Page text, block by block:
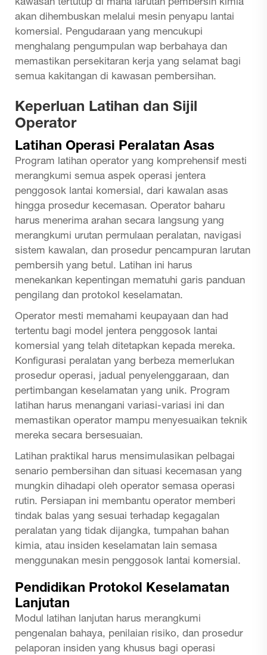
kawasan tertutup di mana larutan pembersih kimia
akan dihembuskan melalui mesin penyapu lantai
komersial. Pengudaraan yang mencukupi
menghalang pengumpulan wap berbahaya dan
memastikan persekitaran kerja yang selamat bagi
semua kakitangan di kawasan pembersihan.
Keperluan Latihan dan Sijil
Operator
Latihan Operasi Peralatan Asas
Program latihan operator yang komprehensif mesti
merangkumi semua aspek operasi jentera
penggosok lantai komersial, dari kawalan asas
hingga prosedur kecemasan. Operator baharu
harus menerima arahan secara langsung yang
merangkumi urutan permulaan peralatan, navigasi
sistem kawalan, dan prosedur pencampuran larutan
pembersih yang betul. Latihan ini harus
menekankan kepentingan mematuhi garis panduan
pengilang dan protokol keselamatan.
Operator mesti memahami keupayaan dan had
tertentu bagi model jentera penggosok lantai
komersial yang telah ditetapkan kepada mereka.
Konfigurasi peralatan yang berbeza memerlukan
prosedur operasi, jadual penyelenggaraan, dan
pertimbangan keselamatan yang unik. Program
latihan harus menangani variasi-variasi ini dan
memastikan operator mampu menyesuaikan teknik
mereka secara bersesuaian.
Latihan praktikal harus mensimulasikan pelbagai
senario pembersihan dan situasi kecemasan yang
mungkin dihadapi oleh operator semasa operasi
rutin. Persiapan ini membantu operator memberi
tindak balas yang sesuai terhadap kegagalan
peralatan yang tidak dijangka, tumpahan bahan
kimia, atau insiden keselamatan lain semasa
menggunakan mesin penggosok lantai komersial.
Pendidikan Protokol Keselamatan
Lanjutan
Modul latihan lanjutan harus merangkumi
pengenalan bahaya, penilaian risiko, dan prosedur
pelaporan insiden yang khusus bagi operasi